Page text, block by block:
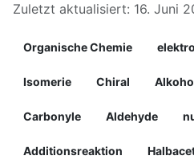
Zuletzt aktualisiert: 16. Juni
Organische Chemie
Isomerie Chiral
Carbonyle Aldehyde
Additionsreaktion